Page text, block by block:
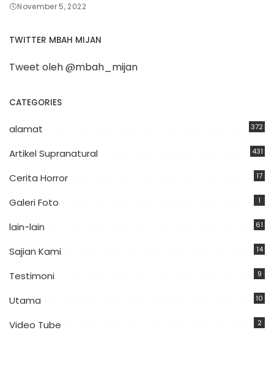
November 5, 2022
TWITTER MBAH MIJAN
Tweet oleh @mbah_mijan
CATEGORIES
alamat 372
Artikel Supranatural 431
Cerita Horror 17
Galeri Foto 1
lain-lain 61
Sajian Kami 14
Testimoni 9
Utama 10
Video Tube 2